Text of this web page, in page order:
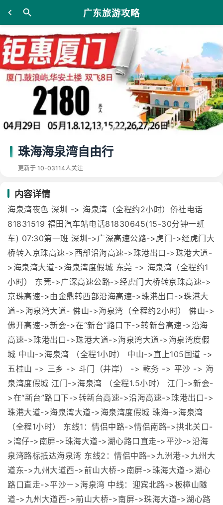
广东旅游攻略
珠海海泉湾自由行
更新于 10-03114人关注
内容详情
海泉湾夜色 深圳 -> 海泉湾（全程约2小时）侨社电话
81831519 福田汽车站电话81830645(15-30分钟一班
车) 07:30第一班 深圳->广深高速公路->虎门->经虎门大
桥转入京珠高速->西部沿海高速->珠港出口->珠港大道-
>海泉湾大道->海泉湾度假城 东莞 -> 海泉湾（全程约1
小时） 东莞->广深高速公路->经虎门大桥转京珠高速->
京珠高速->由金鼎转西部沿海高速->珠港出口->珠港大
道->海泉湾大道- 佛山->海泉湾（全程约2小时） 佛山->
佛开高速->新会->在“新台”路口下->转新台高速->沿海
高速->珠港出口->珠港大道->海泉湾大道->海泉湾度假
城 中山->海泉湾 （全程1小时） 中山->直上105国道 ->
五桂山 -> 三乡 -> 斗门（井岸） -> 乾务 -> 平沙 -> 海
泉湾度假城 江门->海泉湾 （全程1.5小时） 江门->新会-
>在“新台”路口下->转新台高速->沿海高速->珠港出口->
珠港大道->海泉湾大道->海泉湾度假城 珠海->海泉湾
（全程1小时） 东线1：情侣中路->情侣南路->拱北关口-
>湾仔->南屏->珠海大道->湖心路口直走->平沙->沿海
泉湾路标抵达海泉湾 东线2：情侣中路->九洲港->九州大
道东->九州大道西->前山大桥->南屏->珠海大道->湖心
路口直走->平沙－>海泉湾 中线：迎宾北路->板樟山隧
道->九州大道西->前山大桥->南屏->珠海大道->湖心路